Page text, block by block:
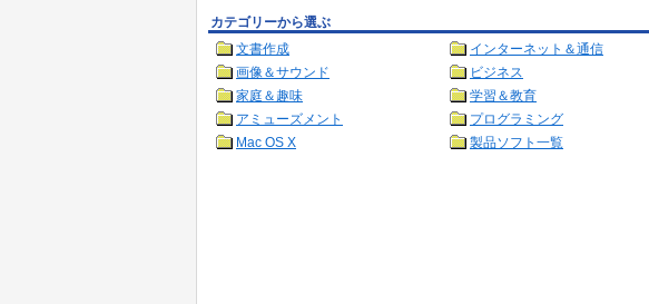
カテゴリーから選ぶ
文書作成
インターネット＆通信
画像＆サウンド
ビジネス
家庭＆趣味
学習＆教育
アミューズメント
プログラミング
Mac OS X
製品ソフト一覧